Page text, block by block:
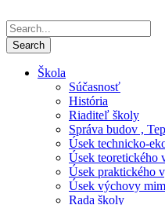
Škola
Súčasnosť
História
Riaditeľ školy
Správa budov ,
Úsek technicko-
Úsek teoretického
Úsek praktického
Úsek výchovy
Rada školy